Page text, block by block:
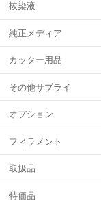
抜染液
純正メディア
カッター用品
その他サプライ
オプション
フィラメント
取扱品
特価品